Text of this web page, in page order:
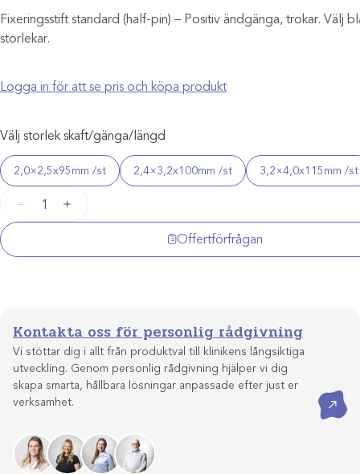
Fixeringsstift standard (half-pin) – Positiv ändgänga, trokar. Välj
storlekar.
Logga in för att se pris och köpa produkt
Välj storlek skaft/gänga/längd
2,0×2,5x95mm /st 2,4×3,2x100mm /st 3,2×4,0x115mm /st
Fixeringsstift
(half-
pin)
+
Offertförfrågan
Kontakta oss för personlig rådgivning
Vi stöttar dig i allt från produktval till klinikens långsiktiga
utveckling. Genom personlig rådgivning hjälper vi dig
skapa smarta, hållbara lösningar anpassade efter just er
verksamhet.